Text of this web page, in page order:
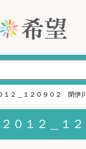
１２＿１２０９０２ 閉伊
０１２＿１